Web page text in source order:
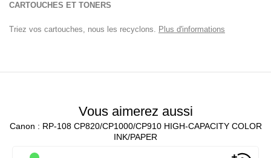
CARTOUCHES ET TONERS
Triez vos cartouches, nous les recyclons. Plus d'informations
Vous aimerez aussi
Canon : RP-108 CP820/CP1000/CP910 HIGH-CAPACITY COLOR
INK/PAPER